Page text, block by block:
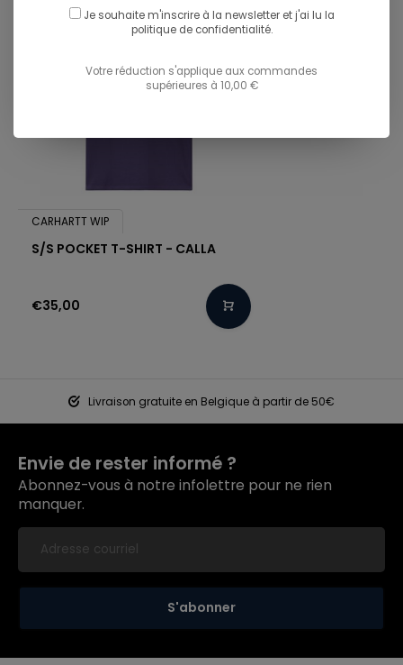
CARHARTT WIP
S/S POCKET T-SHIRT - CALLA
€35,00
Livraison gratuite en Belgique à partir de 50€
Envie de rester informé ?
Abonnez-vous à notre infolettre pour ne rien
manquer.
S'abonner
Je souhaite m'inscrire à la newsletter et j'ai lu la
politique de confidentialité.
Votre réduction s'applique aux commandes
supérieures à 10,00 €